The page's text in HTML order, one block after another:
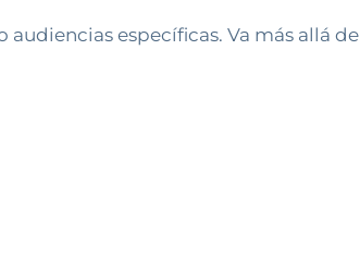
específicas. Va más allá